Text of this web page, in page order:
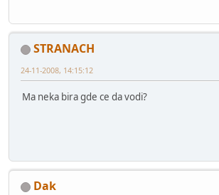
STRANACH
24-11-2008, 14:15:12
Ma neka bira gde ce da vodi?
Dak